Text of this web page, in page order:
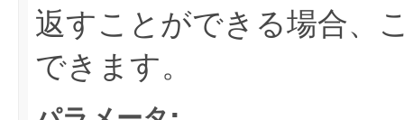
返すことができる場合、
できます。